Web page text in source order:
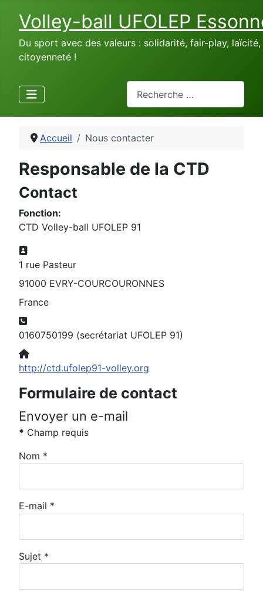
Volley-ball UFOLEP
Du sport avec des valeurs : solidarité, fair-play, laïcité,
citoyenneté !
Accueil Nous contacter
Responsable de la CTD
Contact
Fonction:
CTD Volley-ball UFOLEP 91
Adresse:
1 rue Pasteur
91000 EVRY-COURCOURONNES
France
Téléphone:
0160750199 (secrétariat UFOLEP 91)
Site Web:
http://ctd.ufolep91-volley.org
Formulaire de contact
Envoyer un e-mail
* Champ requis
Nom *
E-mail *
Sujet *